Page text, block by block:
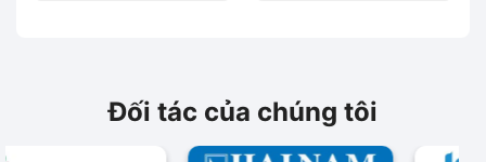
Đối tác của chúng tôi